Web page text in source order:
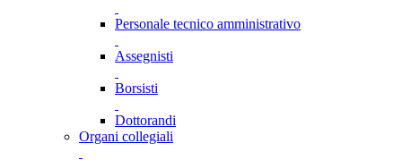
Personale tecnico amministrativo
Assegnisti
Borsisti
Dottorandi
Organi collegiali